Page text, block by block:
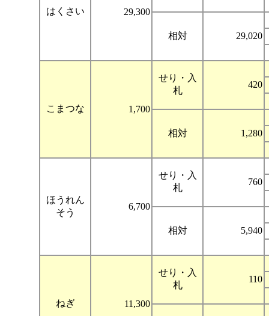
はくさい 29,300
相対 29,020
こまつな 1,700
せり・入
札
420
相対 1,280
ほうれん
そう
6,700
せり・入
札
760
相対 5,940
ねぎ 11,300
せり・入
札
110